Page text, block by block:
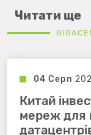
Читати ще
04 Серп
Китай
мереж для